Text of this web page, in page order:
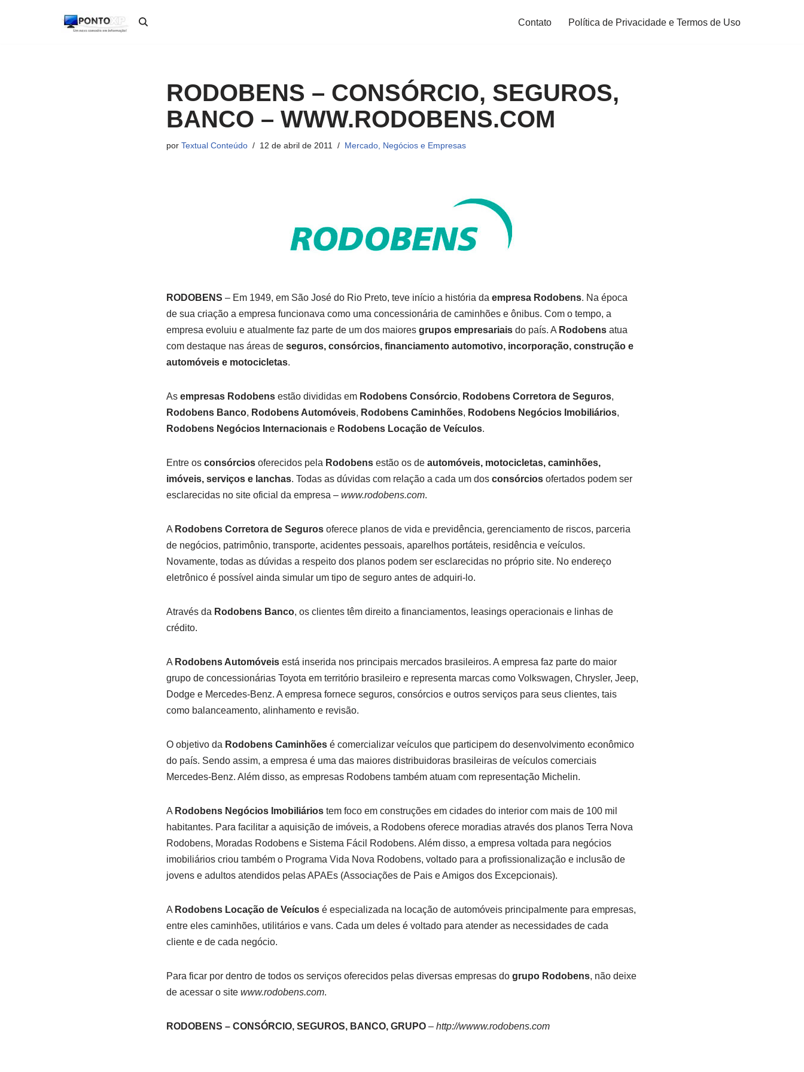
Contato Política de Privacidade e Termos de Uso
RODOBENS – CONSÓRCIO, SEGUROS,
BANCO – WWW.RODOBENS.COM
por Textual Conteúdo 12 de abril de 2011 Mercado, Negócios e Empresas
RODOBENS – Em 1949, em São José do Rio Preto, teve início a história da empresa Rodobens. Na época
de sua criação a empresa funcionava como uma concessionária de caminhões e ônibus. Com o tempo, a
empresa evoluiu e atualmente faz parte de um dos maiores grupos empresariaisdo país. A Rodobensatua
com destaque nas áreas de seguros, consórcios, financiamento automotivo, incorporação, construção e
automóveis e motocicletas.
As empresas Rodobensestão divididas em Rodobens Consórcio, Rodobens Corretora de Seguros,
Rodobens Banco, Rodobens Automóveis, Rodobens Caminhões, Rodobens Negócios Imobiliários,
Rodobens Negócios Internacionaise Rodobens Locação de Veículos.
Entre os consórciosoferecidos pela Rodobensestão os de automóveis, motocicletas, caminhões,
imóveis, serviços e lanchas. Todas as dúvidas com relação a cada um dos consórciosofertados podem ser
esclarecidas no site oficial da empresa – www.rodobens.com.
A Rodobens Corretora de Segurosoferece planos de vida e previdência, gerenciamento de riscos, parceria
de negócios, patrimônio, transporte, acidentes pessoais, aparelhos portáteis, residência e veículos.
Novamente, todas as dúvidas a respeito dos planos podem ser esclarecidas no próprio site. No endereço
eletrônico é possível ainda simular um tipo de seguro antes de adquiri-lo.
Através da Rodobens Banco, os clientes têm direito a financiamentos, leasings operacionais e linhas de
crédito.
A Rodobens Automóveisestá inserida nos principais mercados brasileiros. A empresa faz parte do maior
grupo de concessionárias Toyota em território brasileiro e representa marcas como Volkswagen, Chrysler, Jeep,
Dodge e Mercedes-Benz. A empresa fornece seguros, consórcios e outros serviços para seus clientes, tais
como balanceamento, alinhamento e revisão.
O objetivo da Rodobens Caminhõesé comercializar veículos que participem do desenvolvimento econômico
do país. Sendo assim, a empresa é uma das maiores distribuidoras brasileiras de veículos comerciais
Mercedes-Benz. Além disso, as empresas Rodobens também atuam com representação Michelin.
A Rodobens Negócios Imobiliáriostem foco em construções em cidades do interior com mais de 100 mil
habitantes. Para facilitar a aquisição de imóveis, a Rodobens oferece moradias através dos planos Terra Nova
Rodobens, Moradas Rodobens e Sistema Fácil Rodobens. Além disso, a empresa voltada para negócios
imobiliários criou também o Programa Vida Nova Rodobens, voltado para a profissionalização e inclusão de
jovens e adultos atendidos pelas APAEs (Associações de Pais e Amigos dos Excepcionais).
A Rodobens Locação de Veículosé especializada na locação de automóveis principalmente para empresas,
entre eles caminhões, utilitários e vans. Cada um deles é voltado para atender as necessidades de cada
cliente e de cada negócio.
Para ficar por dentro de todos os serviços oferecidos pelas diversas empresas do grupo Rodobens, não deixe
de acessar o site www.rodobens.com.
RODOBENS – CONSÓRCIO, SEGUROS, BANCO, GRUPO– http://wwww.rodobens.com